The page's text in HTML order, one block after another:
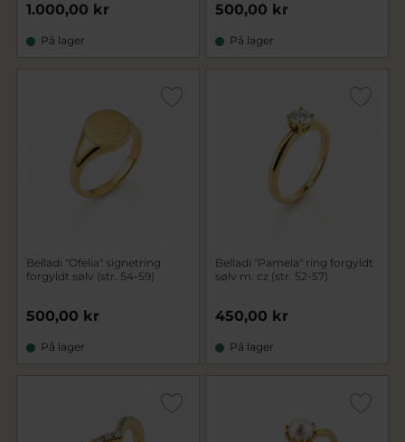
1.000,00 kr
På lager
500,00 kr
På lager
Belladi "Ofelia" signetring
forgyldt sølv (str. 54-59)
500,00 kr
På lager
Belladi "Pamela" ring forgyldt
sølv m. cz (str. 52-57)
450,00 kr
På lager